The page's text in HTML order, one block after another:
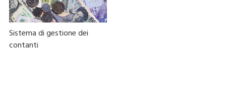
Sistema di gestione dei
contanti